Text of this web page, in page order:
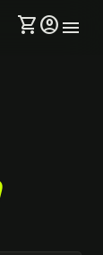
shopping_cartaccount_circlemenu